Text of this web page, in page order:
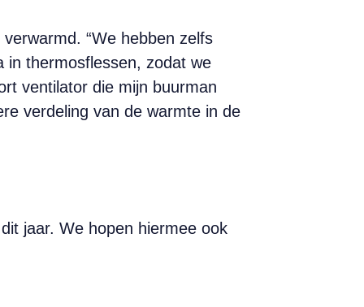
“We hebben zelfs
in thermosflessen, zodat we
ventilator die mijn buurman
verdeling van de warmte in de
jaar. We hopen hiermee ook